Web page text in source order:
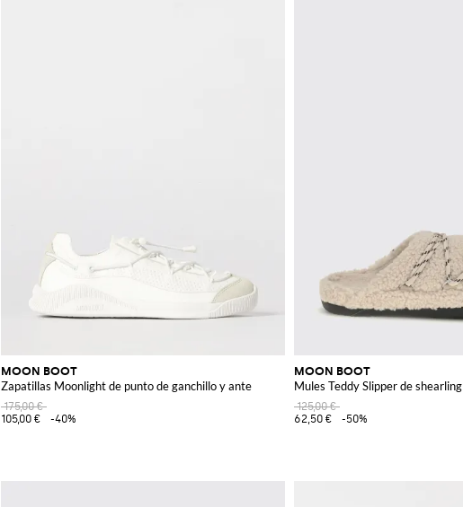
MOON BOOT
Zapatillas Moonlight de punto de ganchillo y ante
175,00 €
105,00 €
-40%
MOON BOOT
Mules Teddy Slipper de shearling
125,00 €
62,50 €
-50%